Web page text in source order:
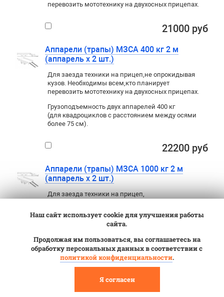
перевозить мототехнику на двухосных прицепах.
21000 руб
Аппарели (трапы) МЗСА 400 кг 2 м
(аппарель х 2 шт.)
Для заезда техники на прицеп,не опрокидывая
кузов. Необходимы всем,кто планирует
перевозить мототехнику на двухосных прицепах.
Грузоподъемность двух аппарелей 400 кг
(для квадроциклов с расстоянием между осями
более 75 см).
22200 руб
Аппарели (трапы) МЗСА 1000 кг 2 м
(аппарель х 2 шт.)
Для заезда техники на прицеп,
кто планирует перевозить мототехнику
на двухосных прицепах.
кг (для квадроциклов с расстоянием
между осями более 120 см).
Наш сайт использует cookie для улучшения работы
сайта.
Продолжая им пользоваться, вы соглашаетесь на
обработку персональных данных в соответствии с
политикой конфиденциальности.
Я согласен